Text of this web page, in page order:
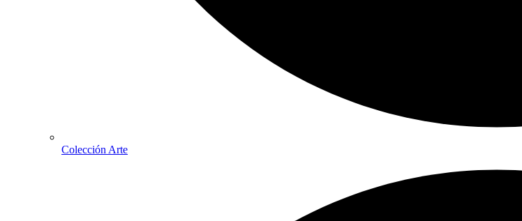
Colección Arte